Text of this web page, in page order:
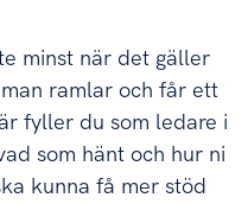
minst när det gäller
ramlar och får ett
fyller du som ledare i
som hänt och hur ni
kunna få mer stöd